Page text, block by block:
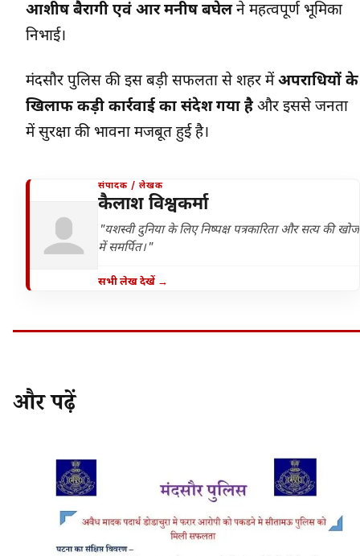
आशीष बैरागी एवं आर मनीष बघेलने महत्वपूर्ण भूमिका
निभाई।
मंदसौर पुलिस की इस बड़ी सफलता से शहर मेंअपराधियों के
खिलाफ कड़ी कार्रवाई का संदेश गया है और इससे जनता
में सुरक्षा की भावना मजबूत हुई है।
संपादक / लेखक
कैलाश विश्वकर्मा
"यशस्वी दुनिया के लिए निष्पक्ष पत्रकारिता और सत्य की खोज
में समर्पित।"
सभी लेख देखें →
और पढ़ें